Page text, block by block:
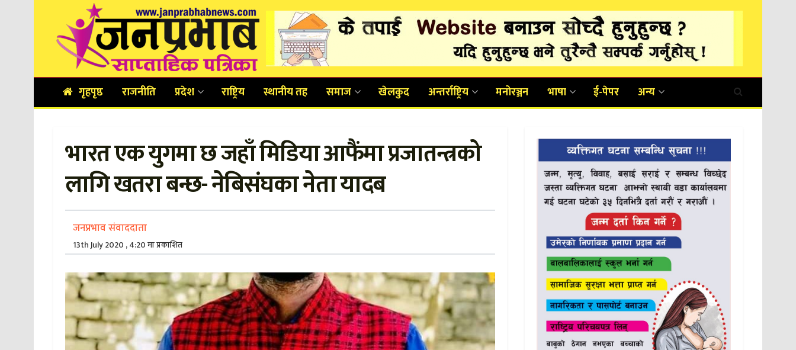
गृहपृष्ठ राजनीति प्रदेश राष्ट्रिय स्थानीय तह समाज खेलकुद अन्तर्राष्ट्रिय मनोरञ्जन भाषा ई-पेपर अन्य
भारत एक युगमा छ जहाँ मिडिया आफैंमा प्रजातन्त्रको
लागि खतरा बन्छ- नेबिसंघका नेता यादब
जनप्रभाव संवाददाता
13th July 2020 , 4:20 मा प्रकाशित